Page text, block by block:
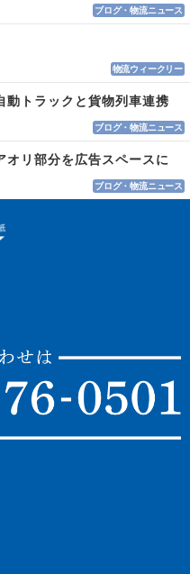
ブログ・物流ニュース
物流ウィークリー
トラックと貨物列車連携
ブログ・物流ニュース
リ部分を広告スペースに
ブログ・物流ニュース